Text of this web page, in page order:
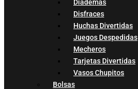
Diademas
Disfraces
Huchas Divertidas
Juegos Despedidas
Mecheros
Tarjetas Divertidas
Vasos Chupitos
Bolsas